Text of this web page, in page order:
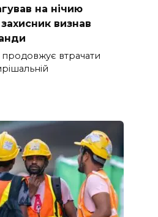
на нічию
визнав
втрачати